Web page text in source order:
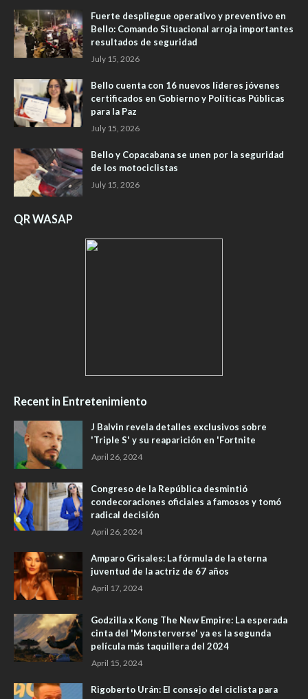
Fuerte despliegue operativo y preventivo en
Bello: Comando Situacional arroja importantes
resultados de seguridad
July 15, 2026
Bello cuenta con 16 nuevos líderes jóvenes
certificados en Gobierno y Políticas Públicas
para la Paz
July 15, 2026
Bello y Copacabana se unen por la seguridad
de los motociclistas ​
July 15, 2026
QR WASAP
Recent in Entretenimiento
J Balvin revela detalles exclusivos sobre
'Triple S' y su reaparición en 'Fortnite
April 26, 2024
Congreso de la República desmintió
condecoraciones oficiales a famosos y tomó
radical decisión
April 26, 2024
Amparo Grisales: La fórmula de la eterna
juventud de la actriz de 67 años
April 17, 2024
Godzilla x Kong The New Empire: La esperada
cinta del 'Monsterverse' ya es la segunda
película más taquillera del 2024
April 15, 2024
Rigoberto Urán: El consejo del ciclista para